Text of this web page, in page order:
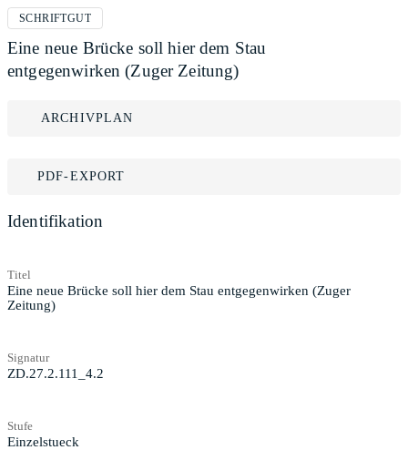
SCHRIFTGUT
Eine neue Brücke soll hier dem Stau
entgegenwirken (Zuger Zeitung)
ARCHIVPLAN
PDF-EXPORT
Identifikation
Titel
Eine neue Brücke soll hier dem Stau entgegenwirken (Zuger
Zeitung)
Signatur
ZD.27.2.111_4.2
Stufe
Einzelstueck